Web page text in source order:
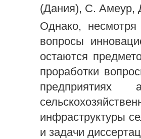
(Дания), С.
Однако, несмотря
вопросы
остаются
проработки
предприятиях
инфраструктуры
и задачи